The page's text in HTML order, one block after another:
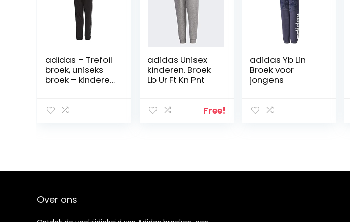
adidas – Trefoil
broek, uniseks
broek – kinderen
adidas Unisex
kinderen. Broek
Lb Ur Ft Kn Pnt
Free!
adidas Yb Lin
Broek voor
jongens
Over ons